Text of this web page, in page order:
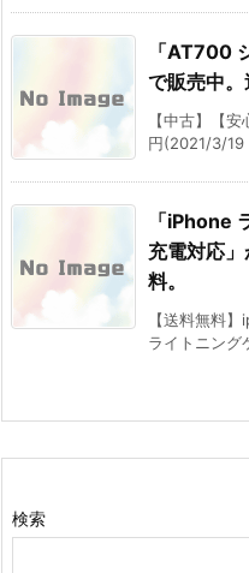
「AT700
で販売中。
【中古】【
円(2021/3/19
「iPhone
充電対応
料。
【送料無料
ライトニング
検索